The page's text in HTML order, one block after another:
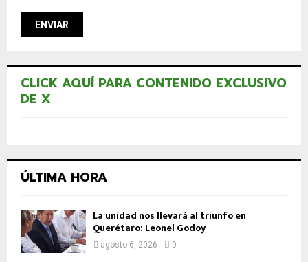
CLICK AQUÍ PARA CONTENIDO EXCLUSIVO
DE X
ÚLTIMA HORA
La unidad nos llevará al triunfo en
Querétaro: Leonel Godoy
agosto 6, 2026 0